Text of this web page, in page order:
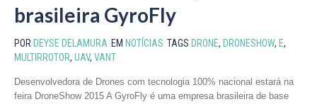
brasileira GyroFly
POR DEYSE DELAMURA EM NOTÍCIAS TAGS DRONE, DRONESHOW, E,
MULTIRROTOR, UAV, VANT
Desenvolvedora de Drones com tecnologia 100% nacional estará na
feira DroneShow 2015 A GyroFly é uma empresa brasileira de base